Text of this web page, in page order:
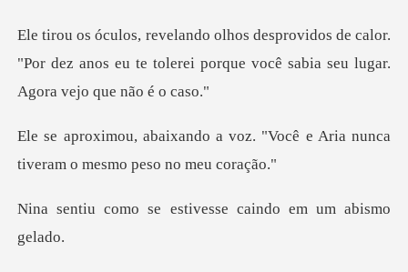
de calor.
"Por dez anos eu te tolerei porque vo
voz. "Você e Aria nunca
tivera
estivesse caindo e